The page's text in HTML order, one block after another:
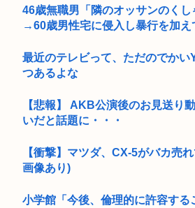
46歳無職男「隣のオッサンのくし
→60歳男性宅に侵入し暴行を加え
最近のテレビって、ただのでか
つあるよな
【悲報】 AKB公演後のお見送り
いだと話題に・・・
【衝撃】マツダ、CX-5がバカ売
画像あり)
小学館「今後、倫理的に許容する